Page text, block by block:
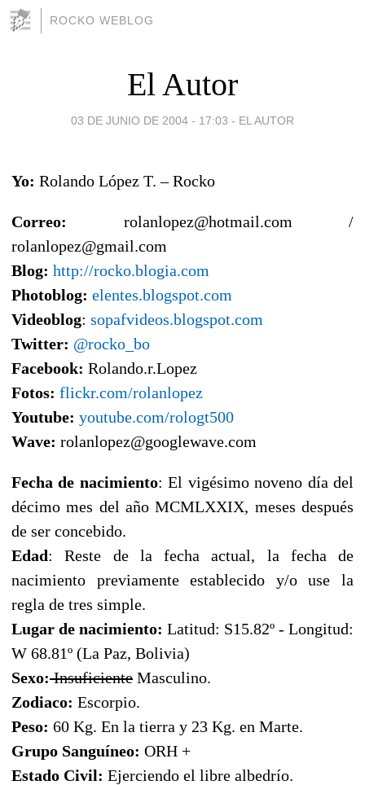
ROCKO WEBLOG
El Autor
03 DE JUNIO DE 2004 - 17:03 - EL AUTOR
Yo: Rolando López T. – Rocko
Correo: rolanlopez@hotmail.com /
rolanlopez@gmail.com
Blog: http://rocko.blogia.com
Photoblog: elentes.blogspot.com
Videoblog: sopafvideos.blogspot.com
Twitter: @rocko_bo
Facebook: Rolando.r.Lopez
Fotos: flickr.com/rolanlopez
Youtube: youtube.com/rologt500
Wave: rolanlopez@googlewave.com
Fecha de nacimiento: El vigésimo noveno día del
décimo mes del año MCMLXXIX, meses después
de ser concebido.
Edad: Reste de la fecha actual, la fecha de
nacimiento previamente establecido y/o use la
regla de tres simple.
Lugar de nacimiento: Latitud: S15.82º - Longitud:
W 68.81º (La Paz, Bolivia)
Sexo:Insuficiente Masculino.
Zodiaco: Escorpio.
Peso: 60 Kg. En la tierra y 23 Kg. en Marte.
Grupo Sanguíneo: ORH +
Estado Civil: Ejerciendo el libre albedrío.